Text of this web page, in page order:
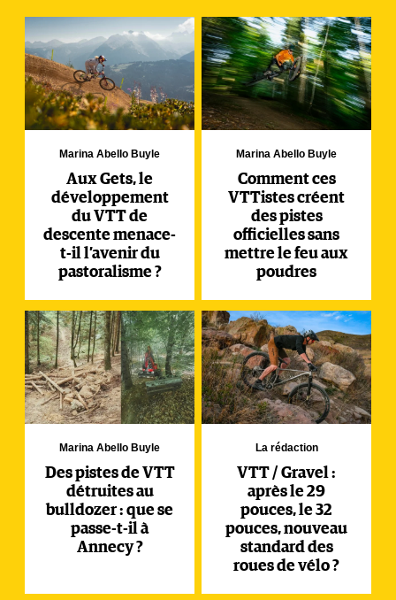
Marina Abello Buyle
Aux Gets, le
développement
du VTT de
descente menace-
t-il l’avenir du
pastoralisme ?
Marina Abello Buyle
Comment ces
VTTistes créent
des pistes
officielles sans
mettre le feu aux
poudres
Marina Abello Buyle
Des pistes de VTT
détruites au
bulldozer : que se
passe-t-il à
Annecy ?
La rédaction
VTT / Gravel :
après le 29
pouces, le 32
pouces, nouveau
standard des
roues de vélo ?